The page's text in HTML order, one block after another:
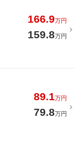
166.9万円
159.8万円
89.1万円
79.8万円